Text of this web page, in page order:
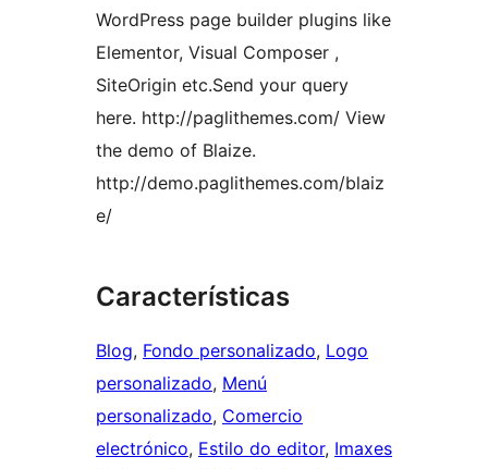
WordPress page builder plugins like
Elementor, Visual Composer ,
SiteOrigin etc.Send your query
here. http://paglithemes.com/ View
the demo of Blaize.
http://demo.paglithemes.com/blaiz
e/
Características
Blog, Fondo personalizado, Logo
personalizado, Menú
personalizado, Comercio
electrónico, Estilo do editor, Imaxes